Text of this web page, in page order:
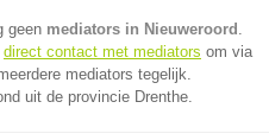
geen mediators in Nieuweroord .
direct contact met mediators om via
mediators tegelijk.
uit de provincie Drenthe.